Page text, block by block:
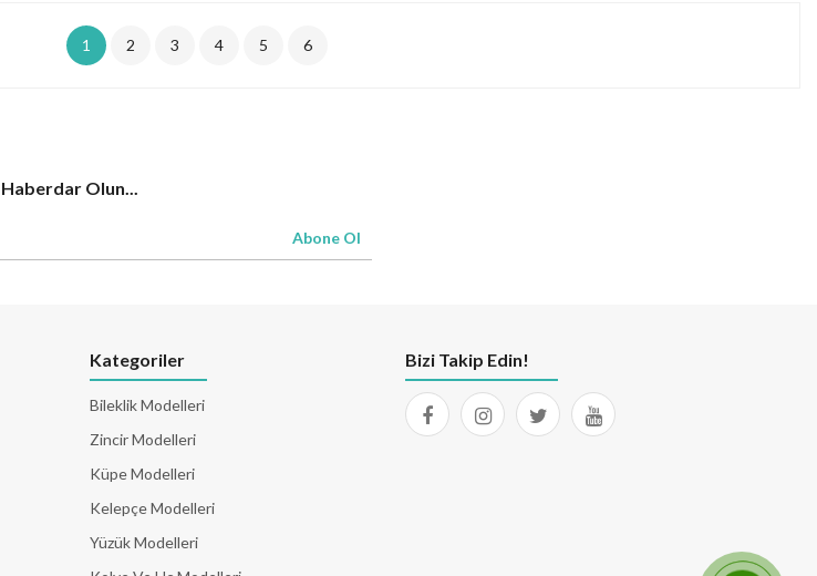
1 2 3 4 5 6
Haberdar Olun...
Abone Ol
Kategoriler
Bileklik Modelleri
Zincir Modelleri
Küpe Modelleri
Kelepçe Modelleri
Yüzük Modelleri
Bizi Takip Edin!